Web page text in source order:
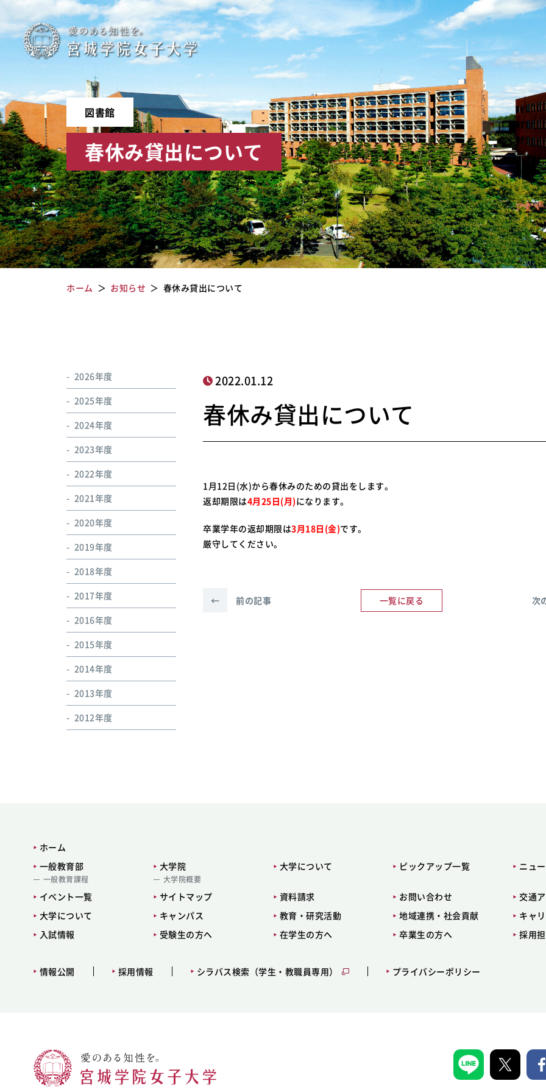
宮
城
学
院
女
子
大
学
図書館
春休み貸出について
ホーム お知らせ 春休み貸出について
2022.01.12
春休み貸出について
1月12日(水)から春休みのための貸出をします。
返却期限は4月25日(月)になります。
卒業学年の返却期限は3月18日(金)です。
厳守してください。
← 前の記事 一覧に戻る 次
2026年度
2025年度
2024年度
2023年度
2022年度
2021年度
2020年度
2019年度
2018年度
2017年度
2016年度
2015年度
2014年度
2013年度
2012年度
ホーム
一般教育部
一般教育課程
大学院
大学院概要
大学について ピックアップ一覧 ニュ
イベント一覧 サイトマップ 資料請求 お問い合わせ
交通
大学について
キャンパス 教育・研究活動 地域連携・社会貢献
キャ
入試情報
受験生の方へ 在学生の方へ 卒業生の方へ 採用
情報公開 採用情報 シラバス検索（学生・教職員専用） プライバシーポリシー